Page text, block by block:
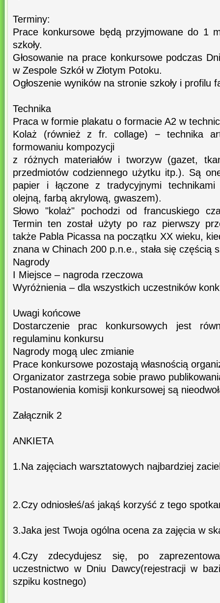
Terminy:
Prace konkursowe będą przyjmowane do 1
szkoły.
Głosowanie na prace konkursowe podczas
w Zespole Szkół w Złotym Potoku.
Ogłoszenie wyników na stronie szkoły i profilu
Technika
Praca w formie plakatu o formacie A2 w
Kolaż (również z fr. collage) − technika
formowaniu kompozycji
z różnych materiałów i tworzyw (gazet,
przedmiotów codziennego użytku itp.). Są
papier i łączone z tradycyjnymi
olejną, farbą akrylową, gwaszem).
Słowo "kolaż" pochodzi od francuskiego
Termin ten został użyty po raz pierwszy
także Pabla Picassa na początku XX wieku,
znana w Chinach 200 p.n.e., stała się częścią
Nagrody
I Miejsce – nagroda rzeczowa
Wyróżnienia – dla wszystkich uczestników
Uwagi końcowe
Dostarczenie prac konkursowych jest
regulaminu konkursu
Nagrody mogą ulec zmianie
Prace konkursowe pozostają własnością
Organizator zastrzega sobie prawo
Postanowienia komisji konkursowej są
Załącznik 2
ANKIETA
1.Na zajęciach warsztatowych najbardziej
2.Czy odniosłeś/aś jakąś korzyść z tego
3.Jaka jest Twoja ogólna ocena za zajęcia w
4.Czy zdecydujesz się, po
uczestnictwo w Dniu Dawcy(rejestracji w
szpiku kostnego)